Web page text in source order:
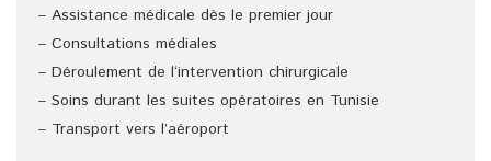
– Assistance médicale dès le premier jour
– Consultations médiales
– Déroulement de l‘intervention chirurgicale
– Soins durant les suites opératoires en Tunisie
– Transport vers l’aéroport